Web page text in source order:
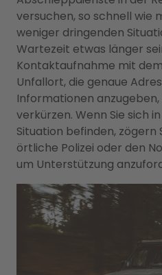
versuchen, so schnell wie
weniger dringenden
Wartezeit etwas länger
Kontaktaufnahme mit
Unfallort, die genaue
Informationen
verkürzen. Wenn Sie sich
Situation befinden, zögern
örtliche Polizei oder den
um Unterstützung